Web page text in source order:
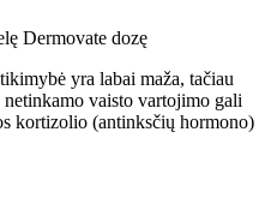
Dermovate dozę
yra labai maža, tačiau
vaisto vartojimo gali
kortizolio (antinksčių hormono)